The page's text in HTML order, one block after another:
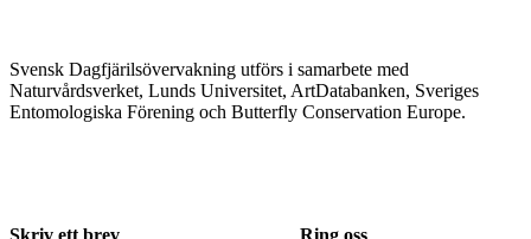
Svensk Dagfjärilsövervakning utförs i samarbete med
Naturvårdsverket, Lunds Universitet, ArtDatabanken, Sveriges
Entomologiska Förening och Butterfly Conservation Europe.
Skriv ett brev Ring oss